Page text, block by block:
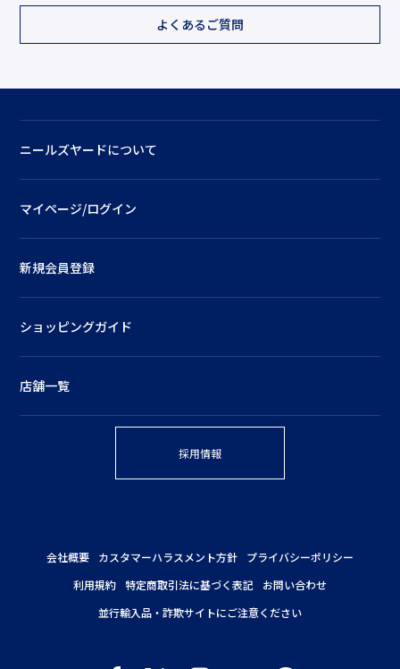
よくあるご質問
ニールズヤードについて
マイページ/ログイン
新規会員登録
ショッピングガイド
店舗一覧
採用情報
会社概要 カスタマーハラスメント方針
プライバシーポリシー
利用規約 特定商取引法に基づく表記
お問い合わせ
並行輸入品・詐欺サイトにご注意ください